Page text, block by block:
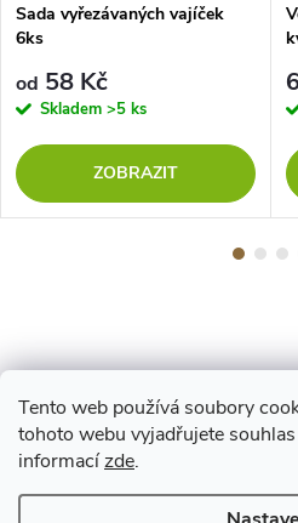
Tento web používá soubory
tohoto webu vyjadřujete
informacízde.
Sada vyřezávaných vajíček
6ks
od 58 Kč
Skladem >5 ks
ZOBRAZIT
Z
á